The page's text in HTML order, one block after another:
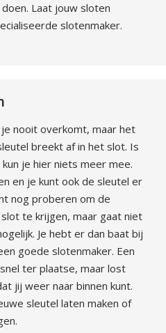
Laat jouw sloten
slotenmaker.
nooit overkomt, maar het
breekt af in het slot. Is
je hier niets meer mee.
en je kunt ook de sleutel er
nog proberen om de
te krijgen, maar gaat niet
Je hebt er dan baat bij
goede slotenmaker. Een
ter plaatse, maar lost
jij weer naar binnen kunt.
sleutel laten maken of